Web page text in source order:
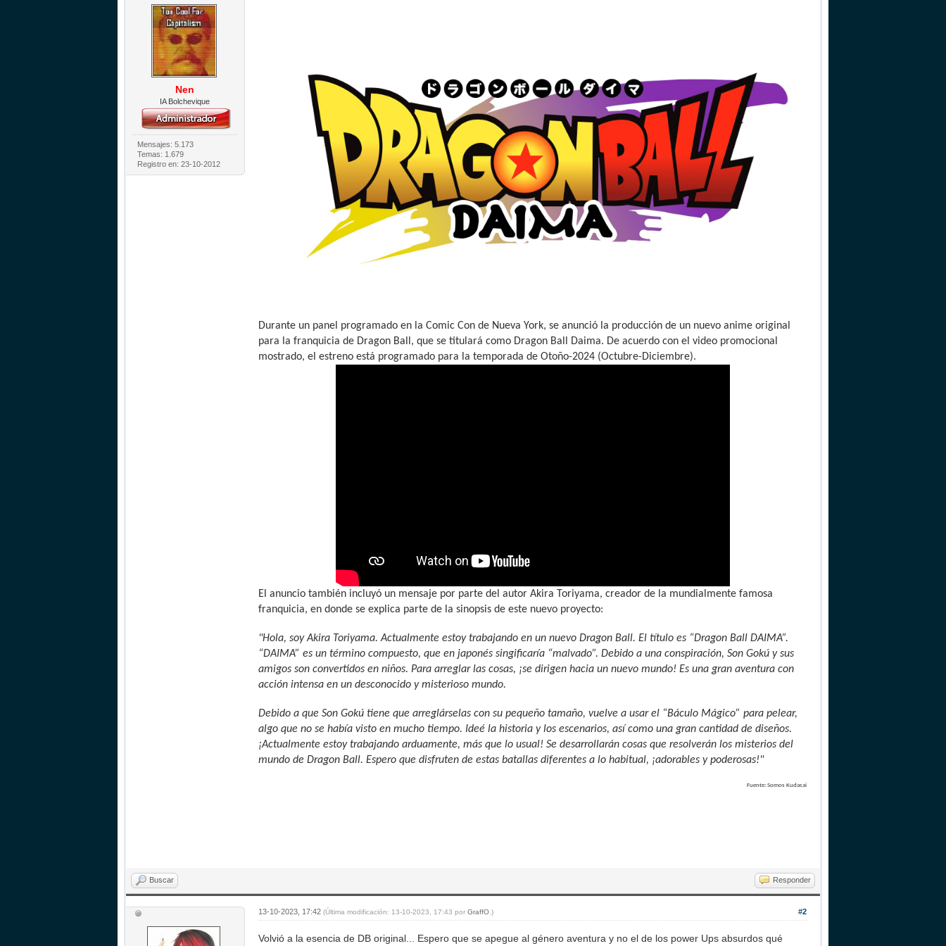
Nen
IA Bolchevique
Mensajes: 5.173
Temas: 1.679
Registro en: 23-10-2012
Durante un panel programado en la Comic Con de Nueva York, se anunció la producción de un nuevo anime original
para la franquicia de Dragon Ball, que se titulará como Dragon Ball Daima. De acuerdo con el video promocional
mostrado, el estreno está programado para la temporada de Otoño-2024 (Octubre-Diciembre).
El anuncio también incluyó un mensaje por parte del autor Akira Toriyama, creador de la mundialmente famosa
franquicia, en donde se explica parte de la sinopsis de este nuevo proyecto:
"Hola, soy Akira Toriyama. Actualmente estoy trabajando en un nuevo Dragon Ball. El título es “Dragon Ball DAIMA”.
“DAIMA” es un término compuesto, que en japonés singificaría “malvado”. Debido a una conspiración, Son Gokú y sus
amigos son convertidos en niños. Para arreglar las cosas, ¡se dirigen hacia un nuevo mundo! Es una gran aventura con
acción intensa en un desconocido y misterioso mundo.
Debido a que Son Gokú tiene que arreglárselas con su pequeño tamaño, vuelve a usar el “Báculo Mágico” para pelear,
algo que no se había visto en mucho tiempo. Ideé la historia y los escenarios, así como una gran cantidad de diseños.
¡Actualmente estoy trabajando arduamente, más que lo usual! Se desarrollarán cosas que resolverán los misterios del
mundo de Dragon Ball. Espero que disfruten de estas batallas diferentes a lo habitual, ¡adorables y poderosas!"
Fuente: Somos Kudasai
Buscar Responder
#2
13-10-2023, 17:42(Última modificación: 13-10-2023, 17:43 porGraffO .)
Volvió a la esencia de DB original... Espero que se apegue al género aventura y no el de los power Ups absurdos qué